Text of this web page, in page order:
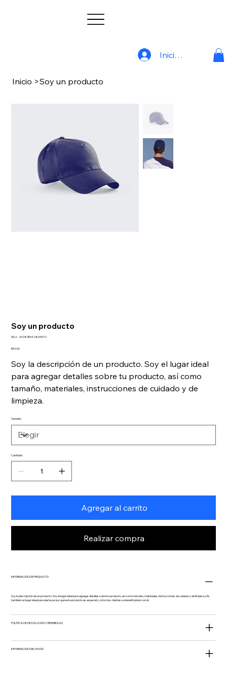
Iniciar sesión
Inicio >Soy un producto
Soy un producto
SKU: SKU
632835642834572
Precio
$40.00
Soy la descripción de un producto. Soy el lugar ideal
para agregar detalles sobre tu producto, así como
tamaño, materiales, instrucciones de cuidado y de
limpieza.
Tamaño
Cantidad
Agregar al carrito
Realizar compra
INFORMACIÓN DE PRODUCTO
Soy la descripción de un producto. Soy el lugar ideal para agregar detalles sobre tu producto, así como tamaño, materiales, instrucciones de cuidado y de limpieza. Es
también un lugar ideal para destacar por qué este producto es especial y cómo tus clientes se beneficiarían con él.
POLÍTICA DE DEVOLUCIÓN Y REEMBOLSO
INFORMACIÓN DEL ENVÍO